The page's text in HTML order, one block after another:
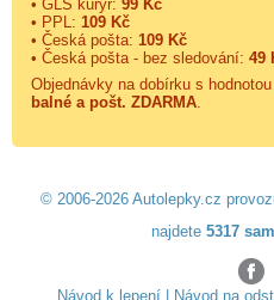
• GLS kurýr: 99 Kč
• PPL: 109 Kč
• Česká pošta: 109 Kč
• Česká pošta - bez sledování: 49
Objednávky na dobírku s hodnotou
balné a pošt. ZDARMA
© 2006-2026 Autolepky.cz
najdete 5317
Návod k lepení Návod na